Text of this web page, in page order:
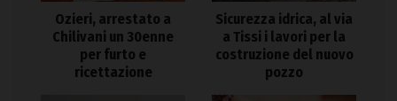
Ozieri, arrestato a
Chilivani un 30enne
per furto e
ricettazione
Sicurezza idrica, al via
a Tissi i lavori per la
costruzione del nuovo
pozzo